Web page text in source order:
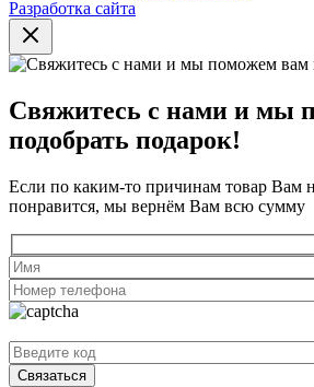
Разработка сайта
Свяжитесь с нами и мы
подобрать подарок!
Если по каким-то причинам товар Вам
понравится, мы вернём Вам всю сумму